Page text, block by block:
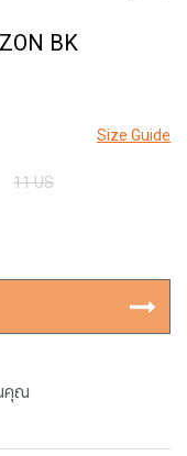
BK
Size Guide
11 US
คุณ